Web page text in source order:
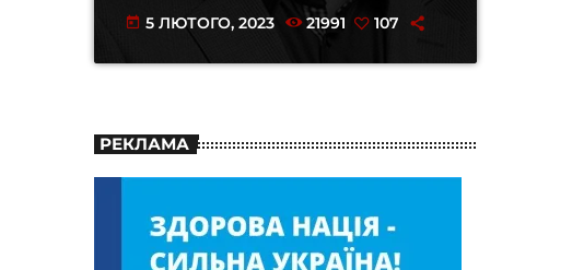
today 5 ЛЮТОГО, 2023 21991 107
РЕКЛАМА